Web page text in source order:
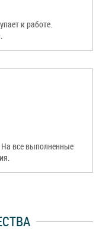
к работе.
На все выполненные